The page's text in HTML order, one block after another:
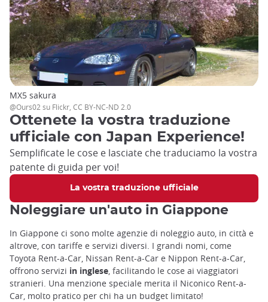
Ottenete la vostra traduzione
ufficiale con Japan Experience!
Semplificate le cose e lasciate che traduciamo la vostra
patente di guida per voi!
La vostra traduzione ufficiale
MX5 sakura
@Ours02 su Flickr, CC BY-NC-ND 2.0
Noleggiare un'auto in Giappone
In Giappone ci sono molte agenzie di noleggio auto, in città e
altrove, con tariffe e servizi diversi. I grandi nomi, come
Toyota Rent-a-Car, Nissan Rent-a-Car e Nippon Rent-a-Car,
offrono servizi in inglese, facilitando le cose ai viaggiatori
stranieri. Una menzione speciale merita il Niconico Rent-a-
Car, molto pratico per chi ha un budget limitato!